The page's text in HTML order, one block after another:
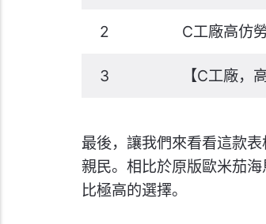
2 C工廠高仿
3 【C工廠
最後，讓我們來看看這款
親民。相比於原版歐米茄
比極高的選擇。